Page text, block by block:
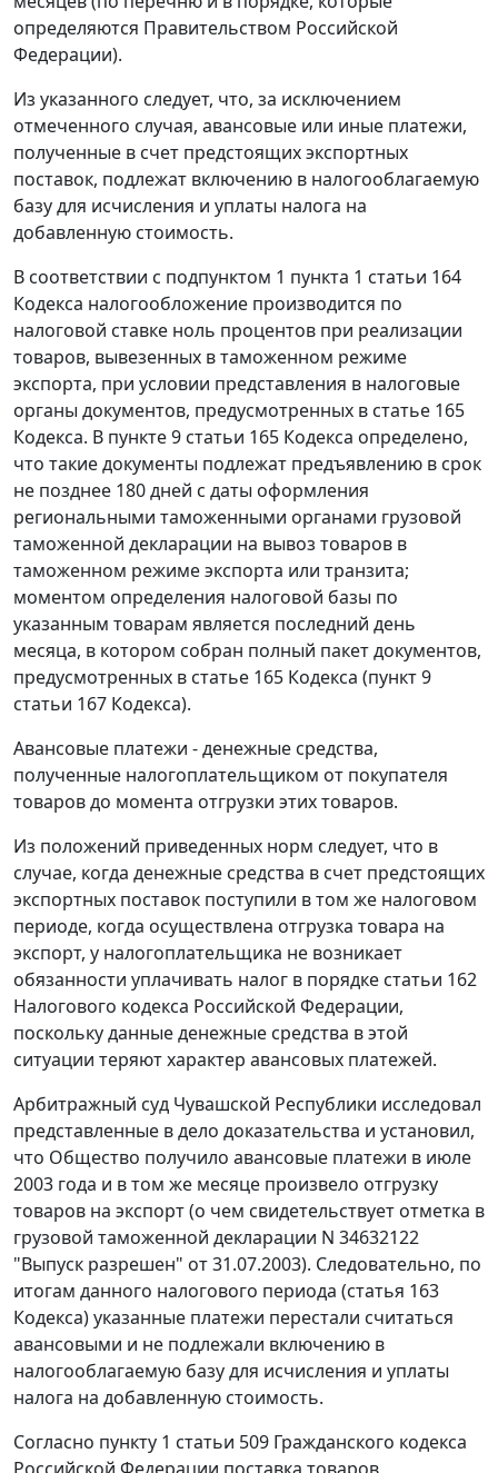
определяются Правительством Российской
Федерации).
Из указанного следует, что, за исключением
отмеченного случая, авансовые или иные платежи,
полученные в счет предстоящих экспортных
поставок, подлежат включению в налогооблагаемую
базу для исчисления и уплаты налога на
добавленную стоимость.
В соответствии с подпунктом 1 пункта 1 статьи 164
Кодекса налогообложение производится по
налоговой ставке ноль процентов при реализации
товаров, вывезенных в таможенном режиме
экспорта, при условии представления в налоговые
органы документов, предусмотренных в статье 165
Кодекса. В пункте 9 статьи 165 Кодекса определено,
что такие документы подлежат предъявлению в срок
не позднее 180 дней с даты оформления
региональными таможенными органами грузовой
таможенной декларации на вывоз товаров в
таможенном режиме экспорта или транзита;
моментом определения налоговой базы по
указанным товарам является последний день
месяца, в котором собран полный пакет документов,
предусмотренных в статье 165 Кодекса (пункт 9
статьи 167 Кодекса).
Авансовые платежи - денежные средства,
полученные налогоплательщиком от покупателя
товаров до момента отгрузки этих товаров.
Из положений приведенных норм следует, что в
случае, когда денежные средства в счет предстоящих
экспортных поставок поступили в том же налоговом
периоде, когда осуществлена отгрузка товара на
экспорт, у налогоплательщика не возникает
обязанности уплачивать налог в порядке статьи 162
Налогового кодекса Российской Федерации,
поскольку данные денежные средства в этой
ситуации теряют характер авансовых платежей.
Арбитражный суд Чувашской Республики исследовал
представленные в дело доказательства и установил,
что Общество получило авансовые платежи в июле
2003 года и в том же месяце произвело отгрузку
товаров на экспорт (о чем свидетельствует отметка в
грузовой таможенной декларации N 34632122
"Выпуск разрешен" от 31.07.2003). Следовательно, по
итогам данного налогового периода (статья 163
Кодекса) указанные платежи перестали считаться
авансовыми и не подлежали включению в
налогооблагаемую базу для исчисления и уплаты
налога на добавленную стоимость.
Согласно пункту 1 статьи 509 Гражданского кодекса